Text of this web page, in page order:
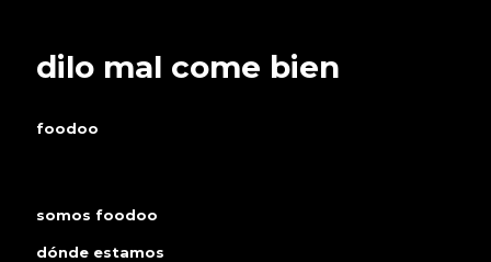
dilo mal come bien
foodoo
somos foodoo
dónde estamos